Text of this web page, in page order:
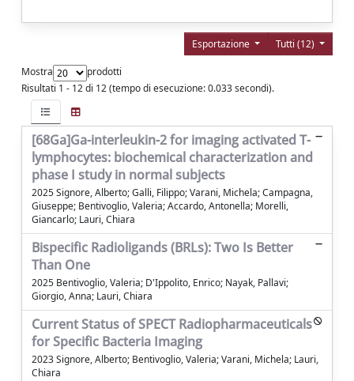
Tutti (12)
Esportazione
Mostra
prodotti
Risultati 1 - 12 di 12 (tempo di esecuzione: 0.033 secondi).
[68Ga]Ga-interleukin-2 for imaging activated T-
lymphocytes: biochemical characterization and
phase I study in normal subjects
2025 Signore, Alberto; Galli, Filippo; Varani, Michela; Campagna,
Giuseppe; Bentivoglio, Valeria; Accardo, Antonella; Morelli,
Giancarlo; Lauri, Chiara
Bispecific Radioligands (BRLs): Two Is Better
Than One
2025 Bentivoglio, Valeria; D'Ippolito, Enrico; Nayak, Pallavi;
Giorgio, Anna; Lauri, Chiara
Current Status of SPECT Radiopharmaceuticals
for Specific Bacteria Imaging
2023 Signore, Alberto; Bentivoglio, Valeria; Varani, Michela; Lauri,
Chiara